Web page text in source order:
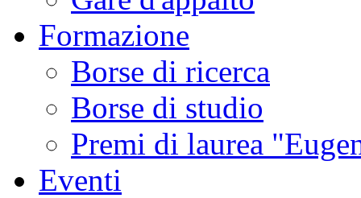
Formazione
Borse di ricerca
Borse di studio
Premi di laurea
Eventi